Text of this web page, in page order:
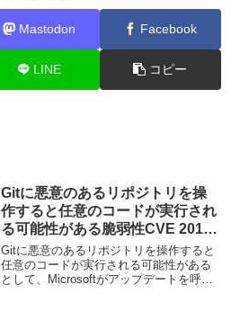
Mastodon Facebook
LINE コピー
Gitに悪意のあるリポジトリを操
作すると任意のコードが実行され
る可能性がある脆弱性CVE 2018-
11235が確認される。
Gitに悪意のあるリポジトリを操作すると
任意のコードが実行される可能性がある
として、Microsoftがアップデートを呼び